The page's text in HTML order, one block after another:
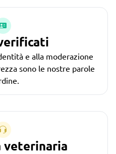
e alla moderazione
sono le nostre parole
veterinaria